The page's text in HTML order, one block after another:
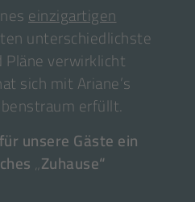
einzigartigen
unterschiedlichste
verwirklicht
sich mit Ariane’s
erfüllt.
unsere Gäste ein
„Zuhause“